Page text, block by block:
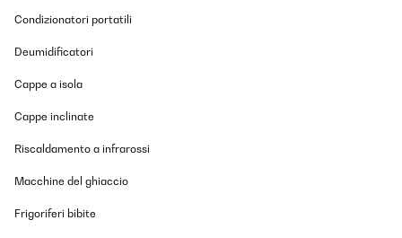
Condizionatori portatili
Deumidificatori
Cappe a isola
Cappe inclinate
Riscaldamento a infrarossi
Macchine del ghiaccio
Frigoriferi bibite